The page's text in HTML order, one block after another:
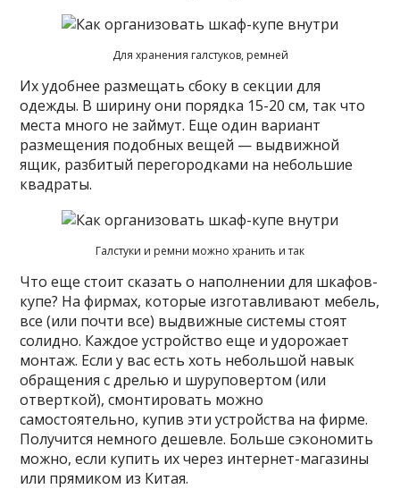
Для хранения галстуков, ремней
Их удобнее размещать сбоку в секции для
одежды. В ширину они порядка 15-20 см, так что
места много не займут. Еще один вариант
размещения подобных вещей — выдвижной
ящик, разбитый перегородками на небольшие
квадраты.
Галстуки и ремни можно хранить и так
Что еще стоит сказать о наполнении для шкафов-
купе? На фирмах, которые изготавливают мебель,
все (или почти все) выдвижные системы стоят
солидно. Каждое устройство еще и удорожает
монтаж. Если у вас есть хоть небольшой навык
обращения с дрелью и шуруповертом (или
отверткой), смонтировать можно
самостоятельно, купив эти устройства на фирме.
Получится немного дешевле. Больше сэкономить
можно, если купить их через интернет-магазины
или прямиком из Китая.